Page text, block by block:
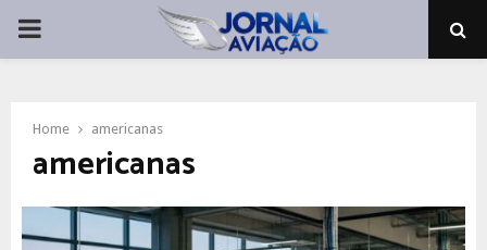
PRIMARY
Home americanas
americanas